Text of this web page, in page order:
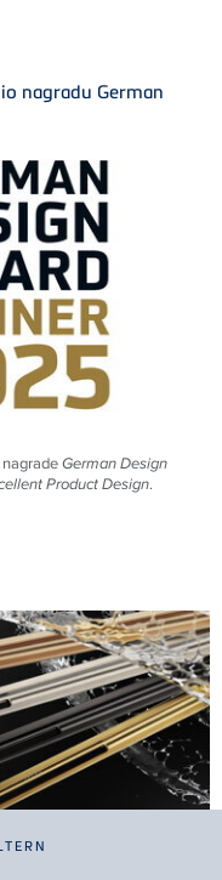
nagradu German
German Design
Product Design.